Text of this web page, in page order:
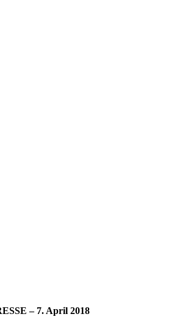
– 7. April 2018